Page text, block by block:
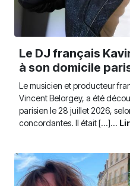
Le DJ français
à son domicile
Le musicien et producteur
Vincent Belorgey, a été
parisien le 28 juillet 2026,
concordantes. Il était [...]...